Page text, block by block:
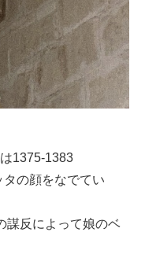
1375-1383
の顔をなでてい
謀反によって娘のベ